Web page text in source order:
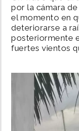
POLÍTICA
DEPORTES
por la cámara
el momento en
deteriorarse a
posteriormente
fuertes vientos